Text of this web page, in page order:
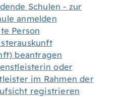
Schulen - zur
anmelden
Person
beantragen
oder
im Rahmen der
registrieren